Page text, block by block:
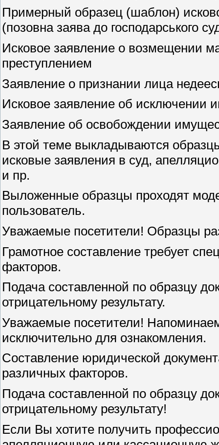
Примерный образец (шаблон)
(позовна заява до господарського
Исковое заявление о возмещении
преступлением
Заявление о признании лица
Исковое заявление об исключении
Заявление об освобождении
В этой теме выкладываются
исковые заявления в суд,
и пр.
Выложенные образцы проходят
пользователь.
Уважаемые посетители! Образцы
Грамотное составление требует
факторов.
Подача составленной по образцу
отрицательному результату.
Уважаемые посетители!
исключительно для ознакомления.
Составление юридической
различных факторов.
Подача составленной по образцу
отрицательному результату!
Если Вы хотите получить